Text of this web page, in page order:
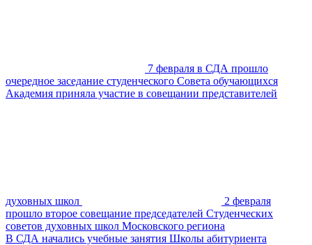
7 февраля в СДА прошло
очередное заседание студенческого Совета обучающихся
Академия приняла участие в совещании представителей
духовных школ
2 февраля
прошло второе совещание председателей Студенческих
советов духовных школ Московского региона
В СДА начались учебные занятия Школы абитуриента